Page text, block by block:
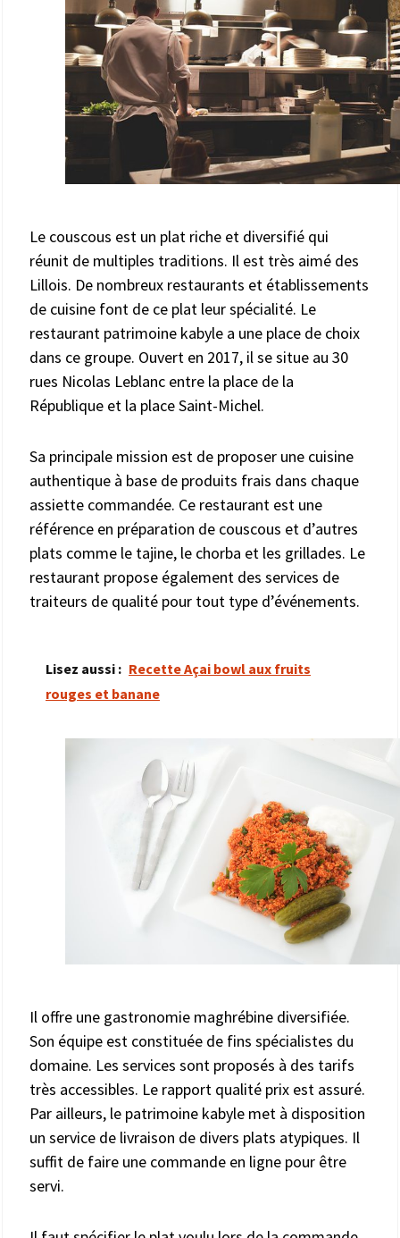
Le couscous est un plat riche et diversifié qui
réunit de multiples traditions. Il est très aimé des
Lillois. De nombreux restaurants et établissements
de cuisine font de ce plat leur spécialité. Le
restaurant patrimoine kabyle a une place de choix
dans ce groupe. Ouvert en 2017, il se situe au 30
rues Nicolas Leblanc entre la place de la
République et la place Saint-Michel.
Sa principale mission est de proposer une cuisine
authentique à base de produits frais dans chaque
assiette commandée. Ce restaurant est une
référence en préparation de couscous et d’autres
plats comme le tajine, le chorba et les grillades. Le
restaurant propose également des services de
traiteurs de qualité pour tout type d’événements.
Lisez aussi : Recette Açai bowl aux fruits
rouges et banane
Il offre une gastronomie maghrébine diversifiée.
Son équipe est constituée de fins spécialistes du
domaine. Les services sont proposés à des tarifs
très accessibles. Le rapport qualité prix est assuré.
Par ailleurs, le patrimoine kabyle met à disposition
un service de livraison de divers plats atypiques. Il
suffit de faire une commande en ligne pour être
servi.